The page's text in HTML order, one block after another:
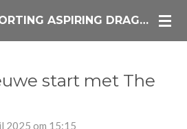
LITE HOUSE - SUPPORTING ASPIRING DRAG QUEENS
start met The
2025 om 15:15